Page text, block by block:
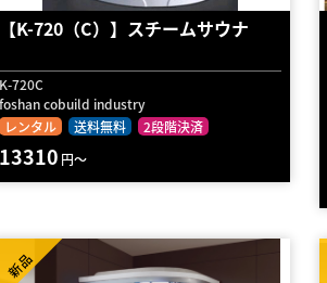
【K-720（C）】スチームサウナ
K-720C
foshan cobuild industry
レンタル
送料無料 2段階決済
13310 円～
新品